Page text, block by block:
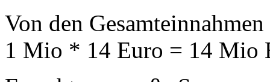
Von den
1 Mio * 14 Euro = 14 Mio